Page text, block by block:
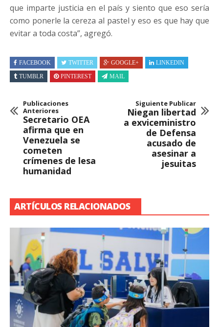
que imparte justicia en el país y siento que eso sería
como ponerle la cereza al pastel y eso es que hay que
evitar a toda costa”, agregó.
FACEBOOK TWITTER GOOGLE+
LINKEDIN
TUMBLR
PINTEREST MAIL
Publicaciones
Anteriores
Secretario OEA
afirma que en
Venezuela se
cometen
crímenes de lesa
humanidad
Siguiente Publicar
Niegan libertad
a exviceministro
de Defensa
acusado de
asesinar a
jesuitas
ARTÍCULOS RELACIONADOS